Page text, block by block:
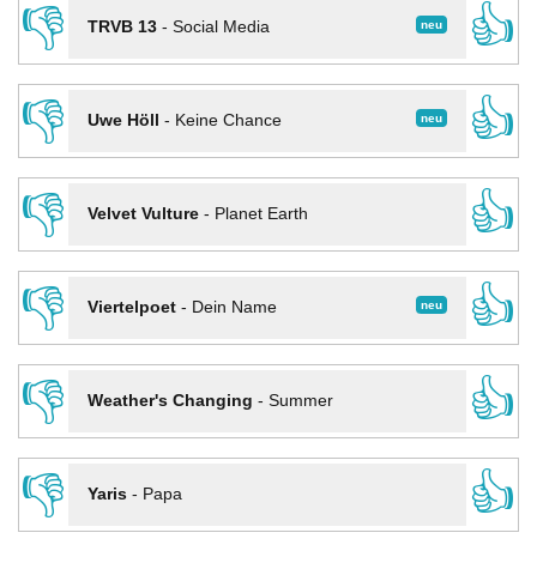
👎
neu
TRVB 13- Social Media
👍
👎
neu
Uwe Höll - Keine Chance
👍
👎
Velvet Vulture- Planet Earth
👍
👎
neu
Viertelpoet- Dein Name
👍
👎
Weather's Changing - Summer
👍
👎
Yaris- Papa 👍